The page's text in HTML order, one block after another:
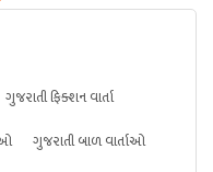
ગુજરાતી ફિક્શન વાર્તા
ગુજરાતી બાળ વાર્તાઓ